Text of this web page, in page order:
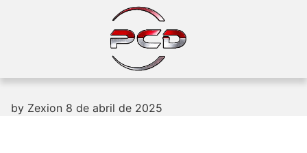
by Zexion 8 de abril de 2025